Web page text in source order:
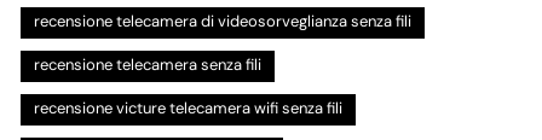
recensione telecamera di videosorveglianza senza fili
recensione telecamera senza fili
recensione victure telecamera wifi senza fili